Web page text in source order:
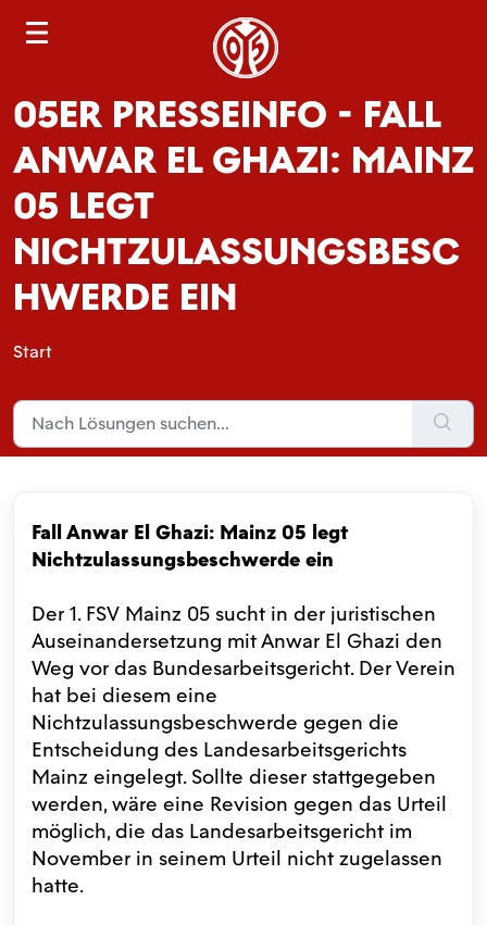
h
05ER PRESSEINFO - FALL
ANWAR EL GHAZI: MAINZ
05 LEGT
NICHTZULASSUNGSBESC
HWERDE EIN
Start
Fall Anwar El Ghazi: Mainz 05 legt
Nichtzulassungsbeschwerde ein
Der 1. FSV Mainz 05 sucht in der juristischen
Auseinandersetzung mit Anwar El Ghazi den
Weg vor das Bundesarbeitsgericht. Der Verein
hat bei diesem eine
Nichtzulassungsbeschwerde gegen die
Entscheidung des Landesarbeitsgerichts
Mainz eingelegt. Sollte dieser stattgegeben
werden, wäre eine Revision gegen das Urteil
möglich, die das Landesarbeitsgericht im
November in seinem Urteil nicht zugelassen
hatte.